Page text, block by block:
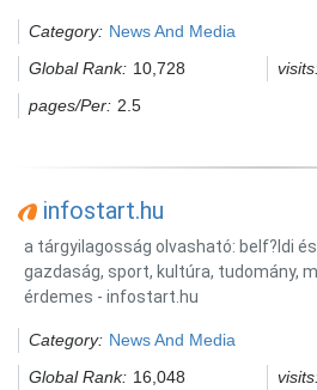
Category: News And Media
Global Rank: 10,728
pages/Per: 2.5
infostart.hu
a tárgyilagosság olvasható: belf?ldi
gazdaság, sport, kultúra, tudomány,
érdemes - infostart.hu
Category: News And Media
Global Rank: 16,048